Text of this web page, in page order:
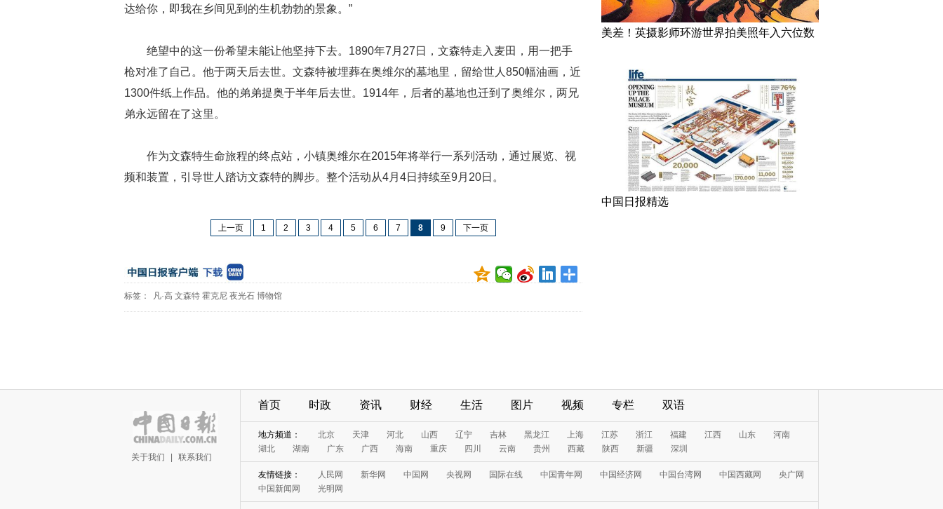
达给你，即我在乡间见到的生机勃勃的景象。”
绝望中的这一份希望未能让他坚持下去。1890年7月27日，文森特走入麦田，用一把手
枪对准了自己。他于两天后去世。文森特被埋葬在奥维尔的墓地里，留给世人850幅油画，近
1300件纸上作品。他的弟弟提奥于半年后去世。1914年，后者的墓地也迁到了奥维尔，两兄
弟永远留在了这里。
作为文森特生命旅程的终点站，小镇奥维尔在2015年将举行一系列活动，通过展览、视
频和装置，引导世人踏访文森特的脚步。整个活动从4月4日持续至9月20日。
上一页 1 2 3 4 5 6 7 8 9 下一页
标签： 凡·高 文森特 霍克尼 夜光石 博物馆
美差！英摄影师环游世界拍美照年入六位数
中国日报精选
关于我们 联系我们
首页 时政 资讯 财经 生活 图片 视频 专栏 双语
地方频道： 北京 天津 河北 山西 辽宁 吉林 黑龙江 上海 江苏 浙江 福建 江西 山东
河南
湖北
湖南 广东 广西 海南 重庆 四川 云南 贵州 西藏 陕西 新疆 深圳
友情链接： 人民网 新华网 中国网 央视网 国际在线 中国青年网 中国经济网 中国台湾网 中国西藏网
央广网
中国新闻网
光明网